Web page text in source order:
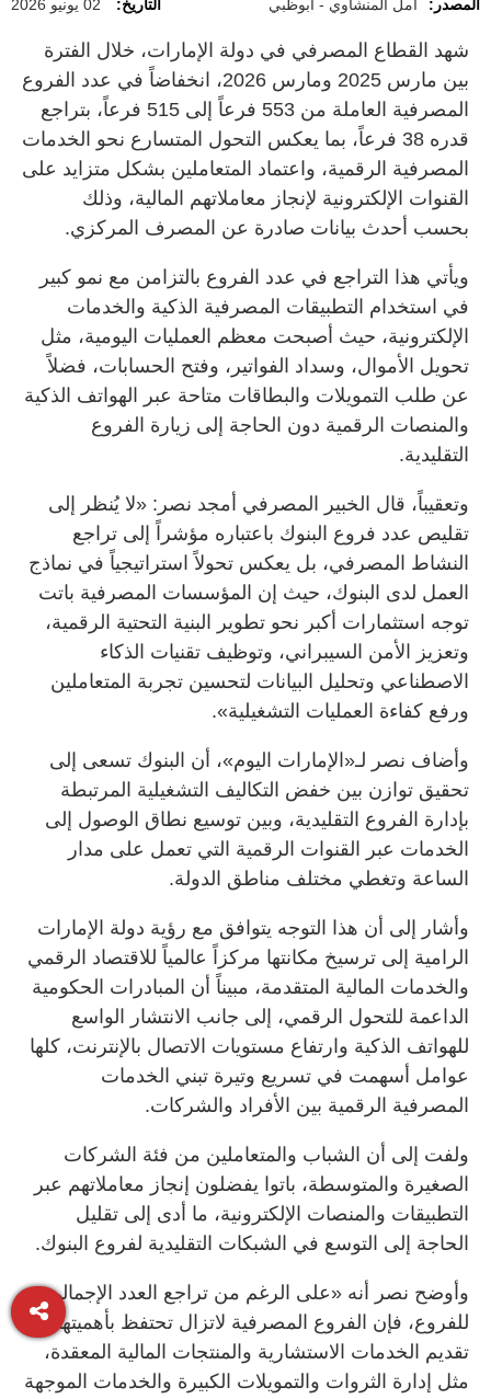
المصدر: أمل المنشاوي - أبوظبي التاريخ: 02 يونيو 2026
شهد القطاع المصرفي في دولة الإمارات، خلال الفترة
بين مارس 2025 ومارس 2026، انخفاضاً في عدد الفروع
المصرفية العاملة من 553 فرعاً إلى 515 فرعاً، بتراجع
قدره 38 فرعاً، بما يعكس التحول المتسارع نحو الخدمات
المصرفية الرقمية، واعتماد المتعاملين بشكل متزايد على
القنوات الإلكترونية لإنجاز معاملاتهم المالية، وذلك
بحسب أحدث بيانات صادرة عن المصرف المركزي.
ويأتي هذا التراجع في عدد الفروع بالتزامن مع نمو كبير
في استخدام التطبيقات المصرفية الذكية والخدمات
الإلكترونية، حيث أصبحت معظم العمليات اليومية، مثل
تحويل الأموال، وسداد الفواتير، وفتح الحسابات، فضلاً
عن طلب التمويلات والبطاقات متاحة عبر الهواتف الذكية
والمنصات الرقمية دون الحاجة إلى زيارة الفروع
التقليدية.
وتعقيباً، قال الخبير المصرفي أمجد نصر: «لا يُنظر إلى
تقليص عدد فروع البنوك باعتباره مؤشراً إلى تراجع
النشاط المصرفي، بل يعكس تحولاً استراتيجياً في نماذج
العمل لدى البنوك، حيث إن المؤسسات المصرفية باتت
توجه استثمارات أكبر نحو تطوير البنية التحتية الرقمية،
وتعزيز الأمن السيبراني، وتوظيف تقنيات الذكاء
الاصطناعي وتحليل البيانات لتحسين تجربة المتعاملين
ورفع كفاءة العمليات التشغيلية».
وأضاف نصر لـ«الإمارات اليوم»، أن البنوك تسعى إلى
تحقيق توازن بين خفض التكاليف التشغيلية المرتبطة
بإدارة الفروع التقليدية، وبين توسيع نطاق الوصول إلى
الخدمات عبر القنوات الرقمية التي تعمل على مدار
الساعة وتغطي مختلف مناطق الدولة.
وأشار إلى أن هذا التوجه يتوافق مع رؤية دولة الإمارات
الرامية إلى ترسيخ مكانتها مركزاً عالمياً للاقتصاد الرقمي
والخدمات المالية المتقدمة، مبيناً أن المبادرات الحكومية
الداعمة للتحول الرقمي، إلى جانب الانتشار الواسع
للهواتف الذكية وارتفاع مستويات الاتصال بالإنترنت، كلها
عوامل أسهمت في تسريع وتيرة تبني الخدمات
المصرفية الرقمية بين الأفراد والشركات.
ولفت إلى أن الشباب والمتعاملين من فئة الشركات
الصغيرة والمتوسطة، باتوا يفضلون إنجاز معاملاتهم عبر
التطبيقات والمنصات الإلكترونية، ما أدى إلى تقليل
الحاجة إلى التوسع في الشبكات التقليدية لفروع البنوك.
وأوضح نصر أنه «على الرغم من تراجع العدد الإجمالي
للفروع، فإن الفروع المصرفية لاتزال تحتفظ بأهميتها في
تقديم الخدمات الاستشارية والمنتجات المالية المعقدة،
مثل إدارة الثروات والتمويلات الكبيرة والخدمات الموجهة